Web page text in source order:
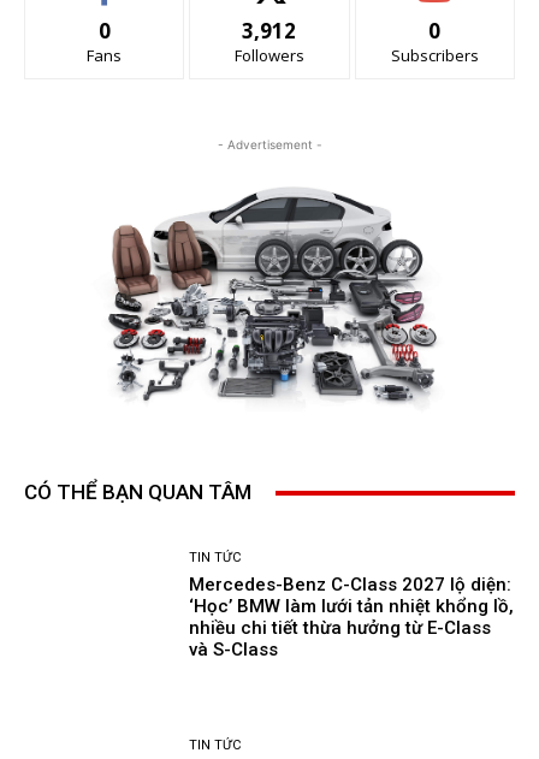
0
Fans
3,912
Followers
0
Subscribers
- Advertisement -
CÓ THỂ BẠN QUAN TÂM
TIN TỨC
Mercedes-Benz C-Class 2027 lộ diện:
‘Học’ BMW làm lưới tản nhiệt khổng lồ,
nhiều chi tiết thừa hưởng từ E-Class
và S-Class
TIN TỨC